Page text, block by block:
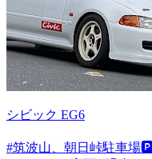
シビック EG6
#筑波山、朝日峠駐車場